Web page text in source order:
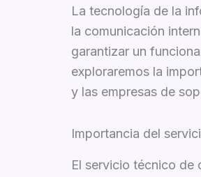
La tecnología de la
la comunicación
garantizar un
exploraremos la
y las empresas de
Importancia del
El servicio técnico de